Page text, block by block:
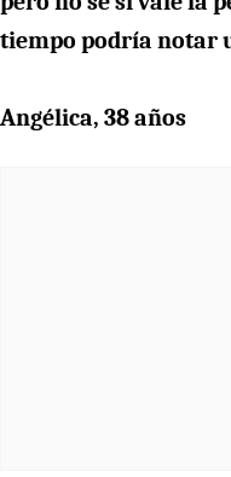
tiempo podría notar
Angélica, 38 años